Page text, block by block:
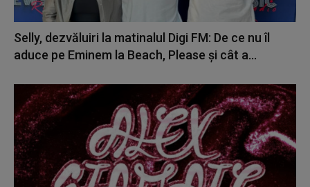
Selly, dezvăluiri la matinalul Digi FM: De ce nu îl
aduce pe Eminem la Beach, Please și cât a...